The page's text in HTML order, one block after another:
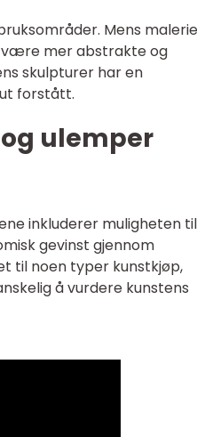
Mens
være mer abstrakte og
skulpturer har en
forstått.
ulemper
inkluderer muligheten til
gevinst gjennom
til noen typer kunstkjøp,
å vurdere kunstens